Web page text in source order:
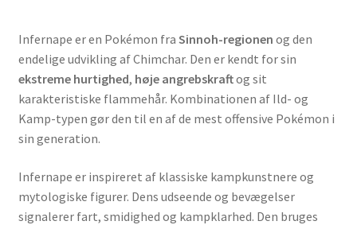
Infernape er en Pokémon fra Sinnoh-regionen og den
endelige udvikling af Chimchar. Den er kendt for sin
ekstreme hurtighed, høje angrebskraftog sit
karakteristiske flammehår. Kombinationen af Ild- og
Kamp-typen gør den til en af de mest offensive Pokémon i
sin generation.
Infernape er inspireret af klassiske kampkunstnere og
mytologiske figurer. Dens udseende og bevægelser
signalerer fart, smidighed og kampklarhed. Den bruges